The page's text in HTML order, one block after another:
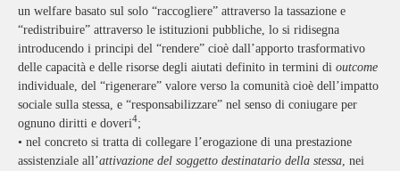
un welfare basato sul solo “raccogliere” attraverso la tassazione e
“redistribuire” attraverso le istituzioni pubbliche, lo si ridisegna
introducendo i principi del “rendere” cioè dall’apporto trasformativo
delle capacità e delle risorse degli aiutati definito in termini di outcome
individuale, del “rigenerare” valore verso la comunità cioè dell’impatto
sociale sulla stessa, e “responsabilizzare” nel senso di coniugare per
ognuno diritti e doveri4;
• nel concreto si tratta di collegare l’erogazione di una prestazione
assistenziale all’attivazione del soggetto destinatario della stessa , nei